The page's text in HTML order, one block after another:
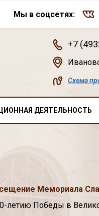
Мы в соцсетях:
+7
Схема
ДЕЯТЕЛЬНОСТЬ
Мемориала
летию Победы в